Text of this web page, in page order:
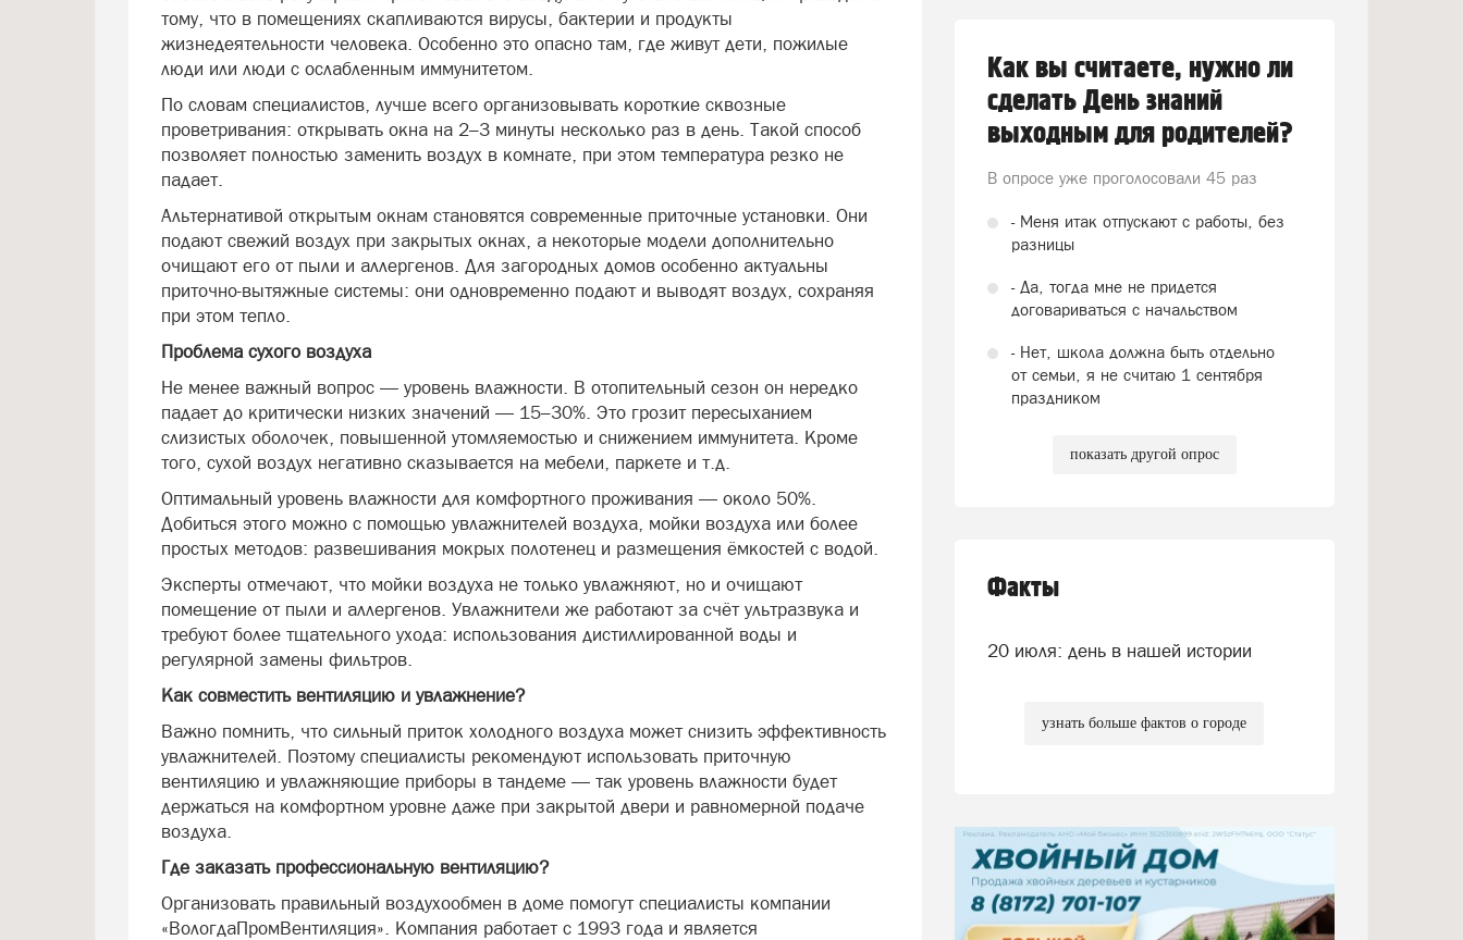
тому, что в помещениях скапливаются вирусы, бактерии и продукты
жизнедеятельности человека. Особенно это опасно там, где живут дети, пожилые
люди или люди с ослабленным иммунитетом.
По словам специалистов, лучше всего организовывать короткие сквозные
проветривания: открывать окна на 2–3 минуты несколько раз в день. Такой способ
позволяет полностью заменить воздух в комнате, при этом температура резко не
падает.
Альтернативой открытым окнам становятся современные приточные установки. Они
подают свежий воздух при закрытых окнах, а некоторые модели дополнительно
очищают его от пыли и аллергенов. Для загородных домов особенно актуальны
приточно-вытяжные системы: они одновременно подают и выводят воздух, сохраняя
при этом тепло.
Проблема сухого воздуха
Не менее важный вопрос — уровень влажности. В отопительный сезон он нередко
падает до критически низких значений — 15–30%. Это грозит пересыханием
слизистых оболочек, повышенной утомляемостью и снижением иммунитета. Кроме
того, сухой воздух негативно сказывается на мебели, паркете и т.д.
Оптимальный уровень влажности для комфортного проживания — около 50%.
Добиться этого можно с помощью увлажнителей воздуха, мойки воздуха или более
простых методов: развешивания мокрых полотенец и размещения ёмкостей с водой.
Эксперты отмечают, что мойки воздуха не только увлажняют, но и очищают
помещение от пыли и аллергенов. Увлажнители же работают за счёт ультразвука и
требуют более тщательного ухода: использования дистиллированной воды и
регулярной замены фильтров.
Как совместить вентиляцию и увлажнение?
Важно помнить, что сильный приток холодного воздуха может снизить эффективность
увлажнителей. Поэтому специалисты рекомендуют использовать приточную
вентиляцию и увлажняющие приборы в тандеме — так уровень влажности будет
держаться на комфортном уровне даже при закрытой двери и равномерной подаче
воздуха.
Где заказать профессиональную вентиляцию?
Организовать правильный воздухообмен в доме помогут специалисты компании
«ВологдаПромВентиляция». Компания работает с 1993 года и является
Как вы считаете, нужно ли
сделать День знаний
выходным для родителей?
В опросе уже проголосовали 45 раз
- Меня итак отпускают с работы, без
разницы
- Да, тогда мне не придется
договариваться с начальством
- Нет, школа должна быть отдельно
от семьи, я не считаю 1 сентября
праздником
показать другой опрос
Факты
20 июля: день в нашей истории
узнать больше фактов о городе